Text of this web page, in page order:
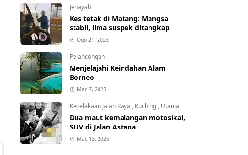
Jenayah
Kes tetak di Matang: Mangsa
stabil, lima suspek ditangkap
Ogo 21, 2023
Pelancongan
Menjelajahi Keindahan Alam
Borneo
Mac 7, 2025
Kecelakaan Jalan Raya , Kuching , Utama
Dua maut kemalangan motosikal,
SUV di Jalan Astana
Mac 13, 2025